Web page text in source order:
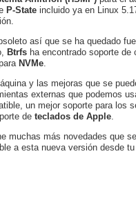
P-State incluido ya en Linux
así que se ha quedado
Btrfs ha encontrado soporte de
NVMe
y las mejoras que se
externas que podemos
un mejor soporte para los
de teclados de Apple
muchas más novedades que
a esta nueva versión desde